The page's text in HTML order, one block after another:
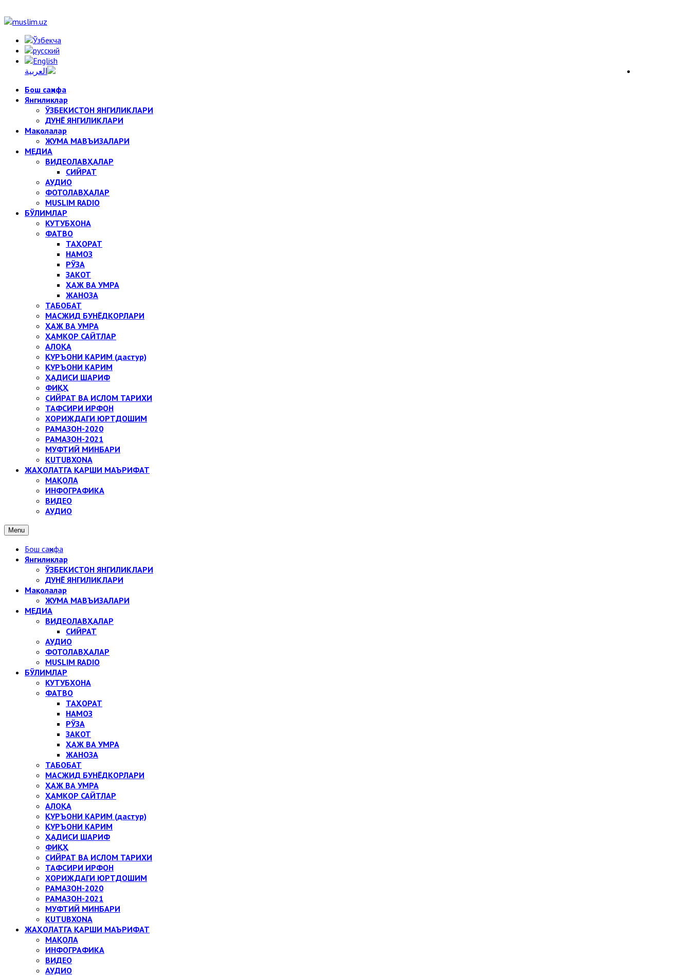
Бош саҳифа
Янгиликлар
ЎЗБЕКИСТОН ЯНГИЛИКЛАРИ
ДУНЁ ЯНГИЛИКЛАРИ
Мақолалар
ЖУМА МАВЪИЗАЛАРИ
МЕДИА
ВИДЕОЛАВҲАЛАР
СИЙРАТ
АУДИО
ФОТОЛАВҲАЛАР
MUSLIM RADIO
БЎЛИМЛАР
КУТУБХОНА
ФАТВО
ТАҲОРАТ
НАМОЗ
РЎЗА
ЗАКОТ
ҲАЖ ВА УМРА
ЖАНОЗА
ТАБОБАТ
МАСЖИД БУНЁДКОРЛАРИ
ҲАЖ ВА УМРА
ҲАМКОР САЙТЛАР
АЛОҚА
ҚУРЪОНИ КАРИМ (дастур)
ҚУРЪОНИ КАРИМ
ҲАДИСИ ШАРИФ
ФИҚҲ
СИЙРАТ ВА ИСЛОМ ТАРИХИ
ТАФСИРИ ИРФОН
ХОРИЖДАГИ ЮРТДОШИМ
РАМАЗОН-2020
РАМАЗОН-2021
МУФТИЙ МИНБАРИ
KUTUBXONA
ЖАҲОЛАТГА ҚАРШИ МАЪРИФАТ
МАҚОЛА
ИНФОГРАФИКА
ВИДЕО
АУДИО
Menu
Бош саҳифа
Янгиликлар
ЎЗБЕКИСТОН ЯНГИЛИКЛАРИ
ДУНЁ ЯНГИЛИКЛАРИ
Мақолалар
ЖУМА МАВЪИЗАЛАРИ
МЕДИА
ВИДЕОЛАВҲАЛАР
СИЙРАТ
АУДИО
ФОТОЛАВҲАЛАР
MUSLIM RADIO
БЎЛИМЛАР
КУТУБХОНА
ФАТВО
ТАҲОРАТ
НАМОЗ
РЎЗА
ЗАКОТ
ҲАЖ ВА УМРА
ЖАНОЗА
ТАБОБАТ
МАСЖИД БУНЁДКОРЛАРИ
ҲАЖ ВА УМРА
ҲАМКОР САЙТЛАР
АЛОҚА
ҚУРЪОНИ КАРИМ (дастур)
ҚУРЪОНИ КАРИМ
ҲАДИСИ ШАРИФ
ФИҚҲ
СИЙРАТ ВА ИСЛОМ ТАРИХИ
ТАФСИРИ ИРФОН
ХОРИЖДАГИ ЮРТДОШИМ
РАМАЗОН-2020
РАМАЗОН-2021
МУФТИЙ МИНБАРИ
KUTUBXONA
ЖАҲОЛАТГА ҚАРШИ МАЪРИФАТ
МАҚОЛА
ИНФОГРАФИКА
ВИДЕО
АУДИО